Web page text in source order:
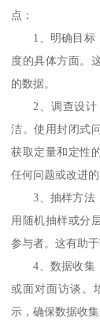
点：
1、 明确目标
度的具体方面。
的数据。
2、 调查设
洁。使用封闭式
获取定量和定性
任何问题或改进的
3、 抽样方法
用随机抽样或分
参与者。这有助
4、 数据收集
或面对面访谈。
示，确保数据收集